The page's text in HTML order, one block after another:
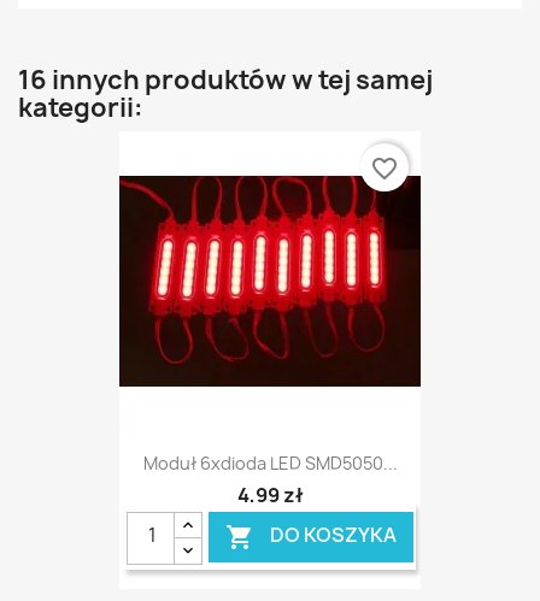
16 innych produktów w tej samej
kategorii:
Moduł 6xdioda LED SMD5050...
4,99 zł
 DO KOSZYKA
favorite_border